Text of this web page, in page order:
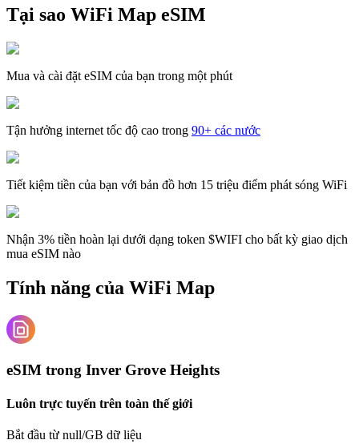
Tại sao WiFi Map eSIM
Mua và cài đặt eSIM của bạn trong một phút
Tận hưởng internet tốc độ cao trong 90+ các nước
Tiết kiệm tiền của bạn với bản đồ hơn 15 triệu điểm phát sóng WiFi
Nhận 3% tiền hoàn lại dưới dạng token $WIFI cho bất kỳ giao dịch
mua eSIM nào
Tính năng của WiFi Map
eSIM trong Inver Grove Heights
Luôn trực tuyến trên toàn thế giới
Bắt đầu từ null/GB dữ liệu